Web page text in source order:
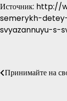
Источник:
semerykh-
svyazannuyu-s-
по
Принимайте на